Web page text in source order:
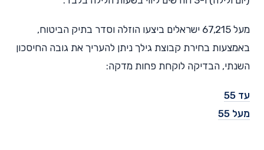
מעל 67,215 ישראלים ביצעו הוזלה וסדר בתיק הביטוח,
באמצעות בחירת קבוצת גילך ניתן להעריך את גובה החיסכון
השנתי, הבדיקה לוקחת פחות מדקה:
עד 55
מעל 55